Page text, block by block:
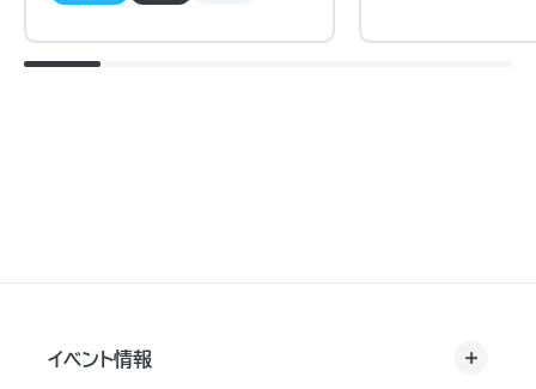
イベント情報